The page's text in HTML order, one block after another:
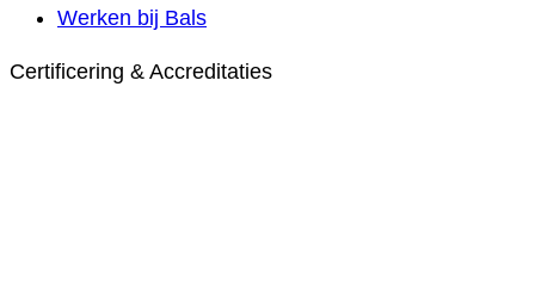
Werken bij Bals
Certificering & Accreditaties